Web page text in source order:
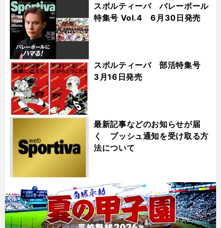
スポルティーバ バレーボール
特集号 Vol.4 6月30日発売
スポルティーバ 部活特集号
3月16日発売
最新記事などのお知らせが届
く プッシュ通知を受け取る方
法について